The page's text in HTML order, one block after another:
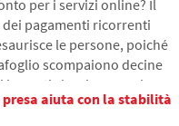
degli oceani sono
un campo di battaglia
per i servizi online? Il
pagamenti ricorrenti
le persone, poiché
scompaiono decine
importi che si accumulano
in somme
aiuta con la stabilità